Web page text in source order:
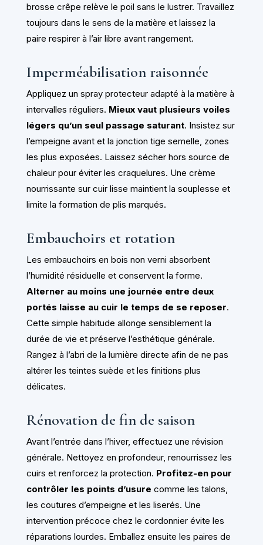
brosse crêpe relève le poil sans le lustrer. Travaillez
toujours dans le sens de la matière et laissez la
paire respirer à l’air libre avant rangement.
Imperméabilisation raisonnée
Appliquez un spray protecteur adapté à la matière à
intervalles réguliers. Mieux vaut plusieurs voiles
légers qu’un seul passage saturant. Insistez sur
l’empeigne avant et la jonction tige semelle, zones
les plus exposées. Laissez sécher hors source de
chaleur pour éviter les craquelures. Une crème
nourrissante sur cuir lisse maintient la souplesse et
limite la formation de plis marqués.
Embauchoirs et rotation
Les embauchoirs en bois non verni absorbent
l’humidité résiduelle et conservent la forme.
Alterner au moins une journée entre deux
portés laisse au cuir le temps de se reposer.
Cette simple habitude allonge sensiblement la
durée de vie et préserve l’esthétique générale.
Rangez à l’abri de la lumière directe afin de ne pas
altérer les teintes suède et les finitions plus
délicates.
Rénovation de fin de saison
Avant l’entrée dans l’hiver, effectuez une révision
générale. Nettoyez en profondeur, renourrissez les
cuirs et renforcez la protection. Profitez-en pour
contrôler les points d’usure comme les talons,
les coutures d’empeigne et les liserés. Une
intervention précoce chez le cordonnier évite les
réparations lourdes. Emballez ensuite les paires de